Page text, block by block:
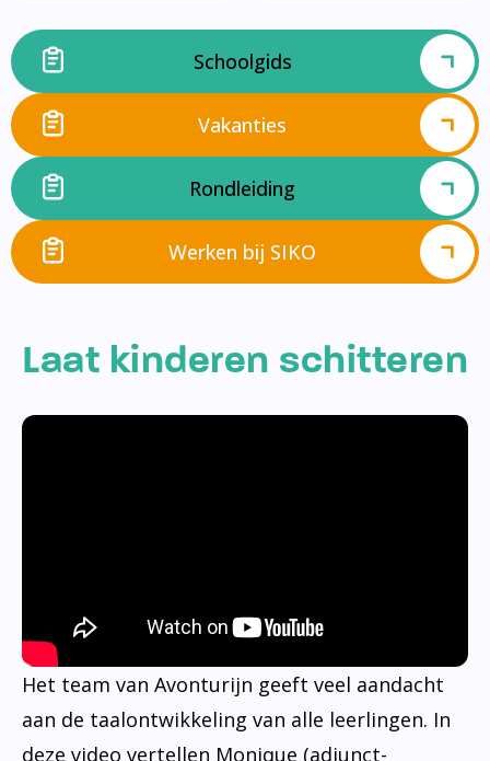
Schoolgids
Vakanties
Rondleiding
Werken bij SIKO
Laat kinderen schitteren
Het team van Avonturijn geeft veel aandacht
aan de taalontwikkeling van alle leerlingen. In
deze video vertellen Monique (adjunct-